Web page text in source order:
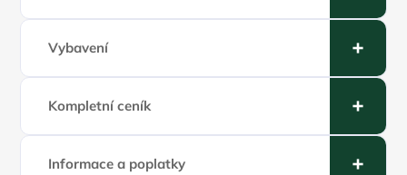
Vybavení
Kompletní ceník
Informace a poplatky